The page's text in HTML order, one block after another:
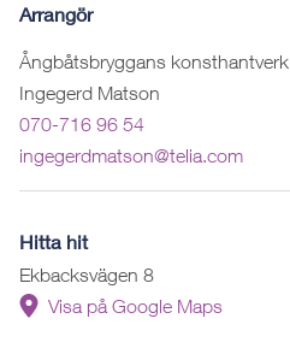
Arrangör
Ångbåtsbryggans konsthantverk
Ingegerd Matson
070-716 96 54
ingegerdmatson@telia.com
Hitta hit
Ekbacksvägen 8
Visa på Google Maps